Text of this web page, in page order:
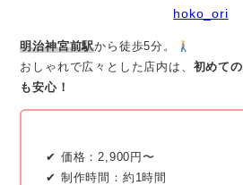
hoko_ori
明治神宮前駅から徒歩5分。
おしゃれで広々とした店内は、 初めての
も安心！
✔ 価格：2,900円〜
✔ 制作時間：約1時間